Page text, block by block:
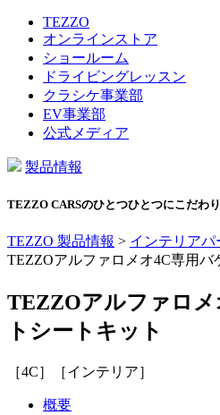
TEZZO
オンラインストア
ショールーム
ドライビングレッスン
クラシケ事業部
EV事業部
公式メディア
製品情報
TEZZO CARSのひとつひとつにこだわ
TEZZO 製品情報 > インテリアパ
TEZZOアルファロメオ4C専用バ
TEZZOアルファロメ
トシートキット
［4C］［インテリア］
概要